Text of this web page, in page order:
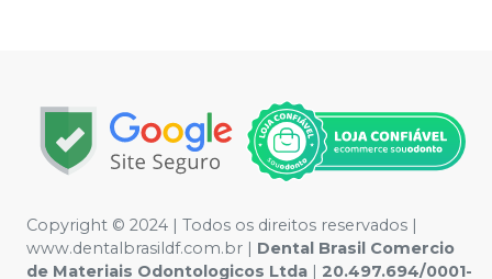
Copyright © 2024 | Todos os direitos reservados |
www.dentalbrasildf.com.br | Dental Brasil Comercio
de Materiais Odontologicos Ltda | 20.497.694/0001-